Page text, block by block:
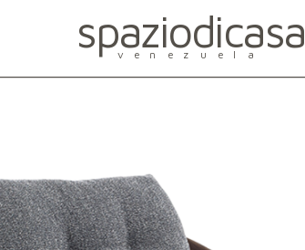
spaziodicasa
venezuela